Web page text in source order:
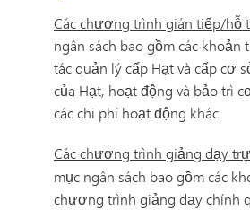
Các chương trình gián tiếp/hỗ
ngân sách bao gồm các khoản
tác quản lý cấp Hạt và cấp cơ
của Hạt, hoạt động và bảo trì
các chi phí hoạt động khác.
Các chương trình giảng dạy
mục ngân sách bao gồm các
chương trình giảng dạy chính